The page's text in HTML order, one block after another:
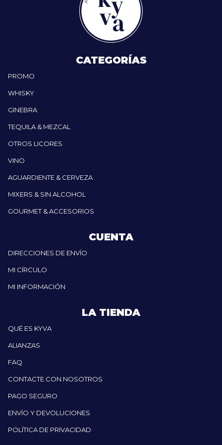
CATEGORÍAS
PROMO
WHISKY
GINEBRA
TEQUILA & MEZCAL
OTROS LICORES
VINO
AGUARDIENTE & CERVEZA
MIXERS & SIN ALCOHOL
GOURMET & ACCESORIOS
CUENTA
DIRECCIONES DE ENVÍO
MI CÍRCULO
MI INFORMACIÓN
LA TIENDA
QUÉ ES KYVA
ALIANZAS
FAQ
CONTACTE CON NOSOTROS
PAGO SEGURO
ENVÍO Y DEVOLUCIONES
POLÍTICA DE PRIVACIDAD